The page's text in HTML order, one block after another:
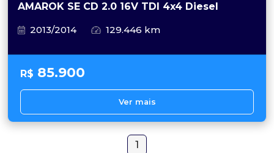
AMAROK SE CD 2.0 16V TDI 4x4 Diesel
2013/2014
129.446 km
R$ 85.900
Ver mais
1